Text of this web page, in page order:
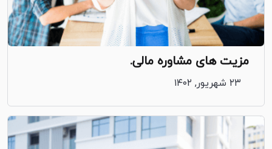
مزیت های مشاوره مالی.
۲۳ شهریور, ۱۴۰۲